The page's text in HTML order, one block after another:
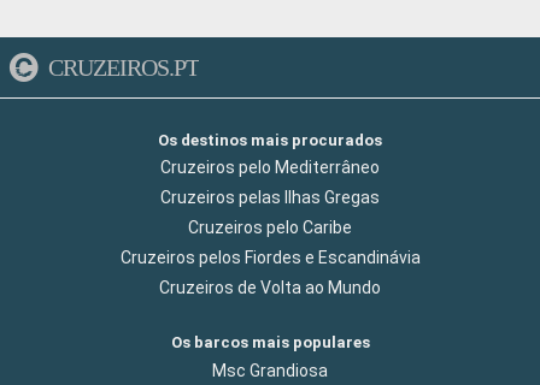
CRUZEIROS.PT
Os destinos mais procurados
Cruzeiros pelo Mediterrâneo
Cruzeiros pelas Ilhas Gregas
Cruzeiros pelo Caribe
Cruzeiros pelos Fiordes e Escandinávia
Cruzeiros de Volta ao Mundo
Os barcos mais populares
Msc Grandiosa